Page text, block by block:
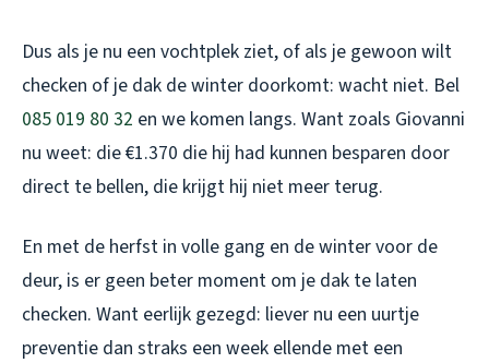
Dus als je nu een vochtplek ziet, of als je gewoon wilt
checken of je dak de winter doorkomt: wacht niet. Bel
085 019 80 32 en we komen langs. Want zoals Giovanni
nu weet: die €1.370 die hij had kunnen besparen door
direct te bellen, die krijgt hij niet meer terug.
En met de herfst in volle gang en de winter voor de
deur, is er geen beter moment om je dak te laten
checken. Want eerlijk gezegd: liever nu een uurtje
preventie dan straks een week ellende met een